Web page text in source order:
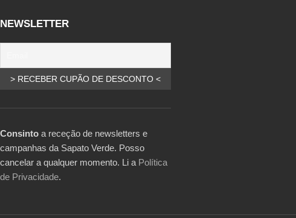
NEWSLETTER
Consinto a receção de newsletters e
campanhas da Sapato Verde. Posso
cancelar a qualquer momento. Li a Política
de Privacidade.